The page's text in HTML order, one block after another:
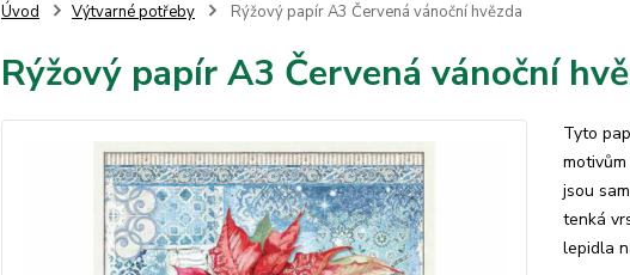
Úvod Výtvarné potřeby Rýžový papír A3 Červená vánoční hvězda
Rýžový papír A3 Červená vánoční
Tyto
jsou
tenká
lepidla